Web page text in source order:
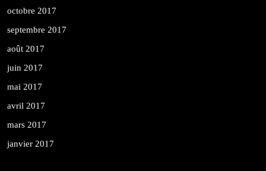
octobre 2017
septembre 2017
août 2017
juin 2017
mai 2017
avril 2017
mars 2017
janvier 2017